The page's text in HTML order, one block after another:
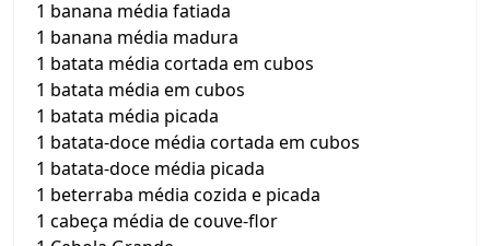
1 banana média fatiada
1 banana média madura
1 batata média cortada em cubos
1 batata média em cubos
1 batata média picada
1 batata-doce média cortada em cubos
1 batata-doce média picada
1 beterraba média cozida e picada
1 cabeça média de couve-flor